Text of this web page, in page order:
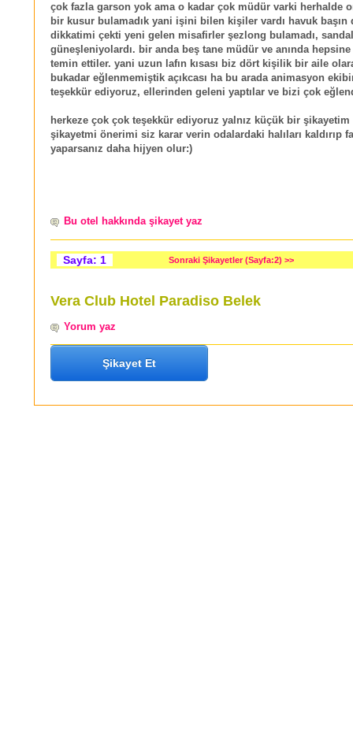
çok fazla garson yok ama o kadar çok müdür varki herhalde
bir kusur bulamadık yani işini bilen kişiler vardı havuk başın
dikkatimi çekti yeni gelen misafirler şezlong bulamadı,
güneşleniyolardı. bir anda beş tane müdür ve anında
temin ettiler. yani uzun lafın kısası biz dört kişilik bir aile
bukadar eğlenmemiştik açıkcası ha bu arada animasyon
teşekkür ediyoruz, ellerinden geleni yaptılar ve bizi çok
herkeze çok çok teşekkür ediyoruz yalnız küçük bir şikayetim
şikayetmi önerimi siz karar verin odalardaki halıları kaldırıp
yaparsanız daha hijyen olur:)
Bu otel hakkında şikayet yaz
Sayfa: 1 Sonraki Şikayetler (Sayfa:2) >>
Vera Club Hotel Paradiso Belek
Yorum yaz
Şikayet Et